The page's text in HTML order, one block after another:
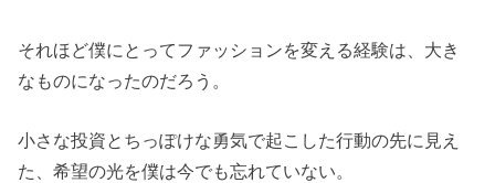
それほど僕にとってファッションを変える経験は、大き
なものになったのだろう。
小さな投資とちっぽけな勇気で起こした行動の先に見え
た、希望の光を僕は今でも忘れていない。